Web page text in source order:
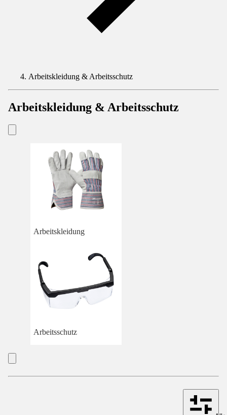
Arbeitskleidung & Arbeitsschutz
Arbeitskleidung & Arbeitsschutz
Arbeitskleidung
Arbeitsschutz